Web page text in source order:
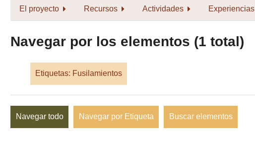
El proyecto Recursos Actividades Experiencias
Navegar por los elementos (1 total)
Etiquetas: Fusilamientos
Navegar todo Navegar por Etiqueta Buscar elementos